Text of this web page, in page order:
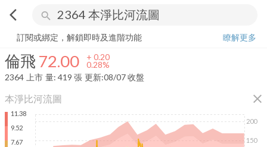
arrow_back_ios search
倫飛 72.00+ 0.28%
訂閱或綁定，解鎖即時及進階功能
瞭解更多
倫飛 72.00 + 0.20
0.28%
2364 上市 量: 419 張 更新:08/07 收盤
本淨比河流圖 close
11.38
9.52
7.67
150
200